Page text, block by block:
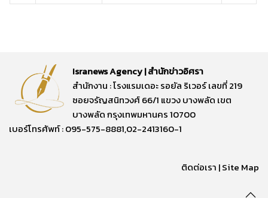
Isranews Agency | สำนักข่าวอิศรา
สำนักงาน : โรงแรมเดอะ รอยัล ริเวอร์ เลขที่ 219
ซอยจรัญสนิทวงศ์ 66/1 แขวง บางพลัด เขต
บางพลัด กรุงเทพมหานคร 10700
เบอร์โทรศัพท์ : 095-575-8881,02-2413160-1
ติดต่อเรา |Site Map